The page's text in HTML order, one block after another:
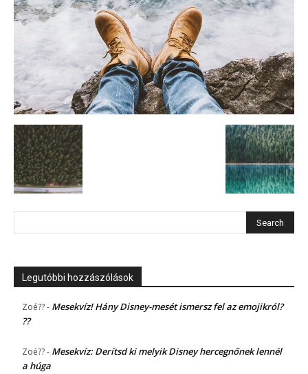
Legutóbbi hozzászólások
Zoé??- Mesekvíz! Hány Disney-mesét ismersz fel az emojikról?
??
Zoé??- Mesekvíz: Derítsd ki melyik Disney hercegnőnek lennél
a húga